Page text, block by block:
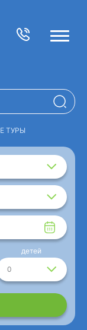
ТУРЫ
0
детей